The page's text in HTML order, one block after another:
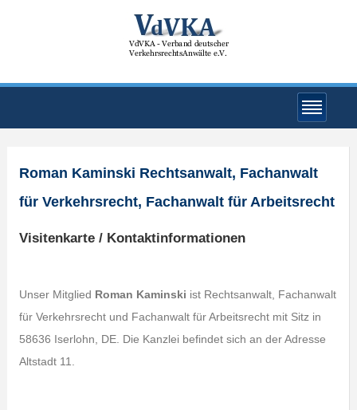
Roman Kaminski Rechtsanwalt, Fachanwalt
für Verkehrsrecht, Fachanwalt für Arbeitsrecht
Visitenkarte / Kontaktinformationen
Unser Mitglied Roman Kaminski ist Rechtsanwalt, Fachanwalt
für Verkehrsrecht und Fachanwalt für Arbeitsrecht mit Sitz in
58636 Iserlohn, DE. Die Kanzlei befindet sich an der Adresse
Altstadt 11.